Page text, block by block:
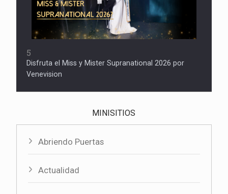
5
Disfruta el Miss y Mister Supranational 2026 por
Venevision
MINISITIOS
Abriendo Puertas
Actualidad